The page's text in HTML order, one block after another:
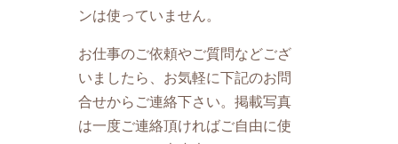
ンは使っていません。
お仕事のご依頼やご質問などござ
いましたら、お気軽に下記のお問
合せからご連絡下さい。掲載写真
は一度ご連絡頂ければご自由に使